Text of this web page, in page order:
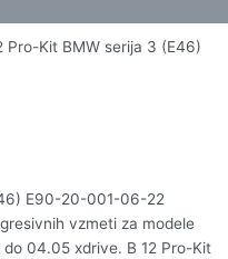
Pro-Kit BMW serija 3 (E46)
E90-20-001-06-22
vzmeti za modele
04.05 xdrive. B 12 Pro-Kit